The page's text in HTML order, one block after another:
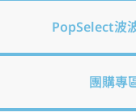
PopSelect波
團購專